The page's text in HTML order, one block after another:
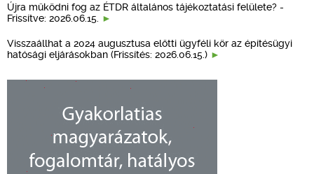
Újra működni fog az ÉTDR általános tájékoztatási felülete? -
Frissítve: 2026.06.15.
Visszaállhat a 2024 augusztusa előtti ügyféli kör az építésügyi
hatósági eljárásokban (Frissítés: 2026.06.15.)